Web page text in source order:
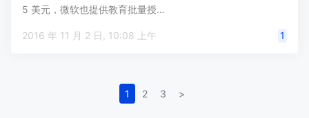
5 美元，微软也提供教育批量授…
2016 年 11 月 2 日, 10:08 上午 1
1 2 3 >